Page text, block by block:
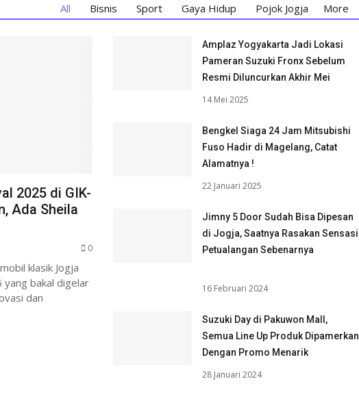
All Bisnis Sport Gaya Hidup Pojok Jogja More
2025 di GIK-
Ada Sheila
0
klasik Jogja
yang bakal digelar
dan
Amplaz Yogyakarta Jadi Lokasi
Pameran Suzuki Fronx Sebelum
Resmi Diluncurkan Akhir Mei
14 Mei 2025
Bengkel Siaga 24 Jam Mitsubishi
Fuso Hadir di Magelang, Catat
Alamatnya !
22 Januari 2025
Jimny 5 Door Sudah Bisa Dipesan
di Jogja, Saatnya Rasakan Sensasi
Petualangan Sebenarnya
16 Februari 2024
Suzuki Day di Pakuwon Mall,
Semua Line Up Produk Dipamerkan
Dengan Promo Menarik
28 Januari 2024